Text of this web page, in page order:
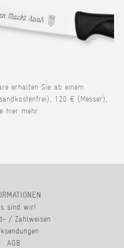
erhalten Sie ab einem
120 € (Messer),
hier mehr.
sind wir!
/ Zahlweisen
AGB